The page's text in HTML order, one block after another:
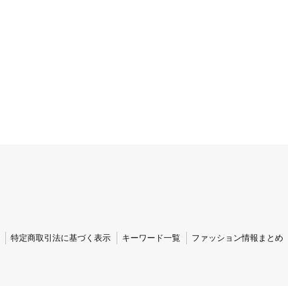
特定商取引法に基づく表示 キーワード一覧 ファッション情報まとめ